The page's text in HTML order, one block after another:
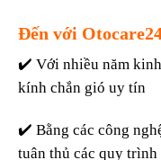
Đến với
✔️ Với nhiều năm
kính chắn gió uy tín
✔️ Bằng các công
tuân thủ các quy trình